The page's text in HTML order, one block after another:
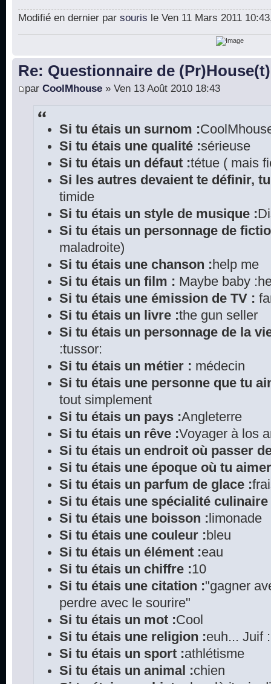
Modifié en dernier par souris le Ven 11 Mars 2011
Re: Questionnaire de (Pr)House(t)
par CoolMhouse » Ven 13 Août 2010 18:43
Si tu étais un surnom :
Si tu étais une qualité :sérieuse
Si tu étais un défaut :tétue ( mais
Si les autres devaient te définir,
timide
Si tu étais un style de musique :
Si tu étais un personnage de
maladroite)
Si tu étais une chanson :help me
Si tu étais un film : Maybe baby
Si tu étais une émission de TV :
Si tu étais un livre :the gun seller
Si tu étais un personnage de la
:tussor:
Si tu étais un métier : médecin
Si tu étais une personne que tu
tout simplement
Si tu étais un pays :Angleterre
Si tu étais un rêve :Voyager à los
Si tu étais un endroit où passer
Si tu étais une époque où tu
Si tu étais un parfum de glace :
Si tu étais une spécialité culinaire
Si tu étais une boisson : limonade
Si tu étais une couleur :bleu
Si tu étais un élément :eau
Si tu étais un chiffre :10
Si tu étais une citation :"gagner
perdre avec le sourire"
Si tu étais un mot :Cool
Si tu étais une religion :euh... Juif
Si tu étais un sport :athlétisme
Si tu étais un animal :chien